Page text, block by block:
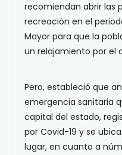
recomiendan abrir las
recreación en el
Mayor para que la
un relajamiento por el
Pero, estableció que
emergencia sanitaria
capital del estado,
por Covid-19 y se
lugar, en cuanto a